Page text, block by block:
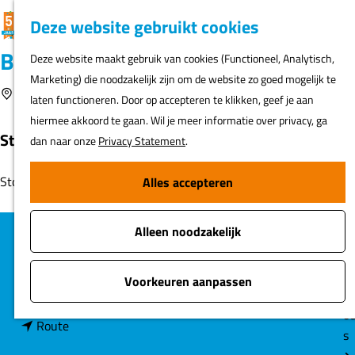
Deze website gebruikt cookies
Deze website maakt gebruik van cookies (Functioneel, Analytisch,
Marketing) die noodzakelijk zijn om de website zo goed mogelijk te
laten functioneren. Door op accepteren te klikken, geef je aan
hiermee akkoord te gaan. Wil je meer informatie over privacy, ga
dan naar onzePrivacy Statement.
Alles accepteren
Alleen noodzakelijk
Voorkeuren aanpassen
G
a
n
a
r
d
e
h
F
v
o
r
i
e
t
e
n
K
a
a
r
t
Z
e
k
e
n
MENU
s
Boerderij de Eenhoorn
middenbeemster Voeg toe als favoriet Voeg toe als
Stolpboerderij uit 1682.
Stolpboerderij uit 1682.
t
a
middenbeemster
a
a
Routen